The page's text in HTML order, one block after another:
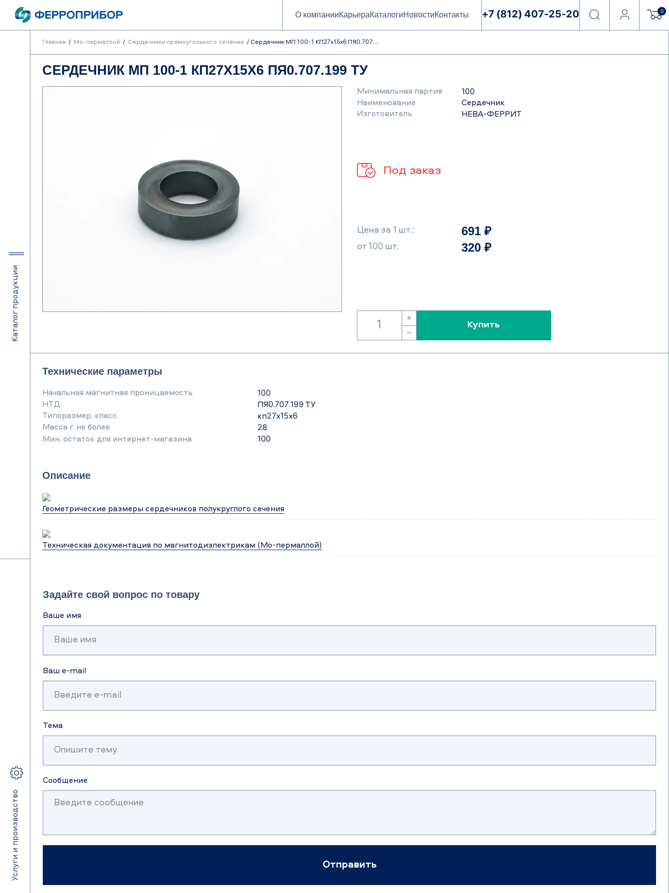
О компанииКарьераКаталогиНовостиКонтакты +7 (812) 407-25-20 0
Главная Мо-пермаллой Сердечники прямоугольного сечения Сердечник МП 100-1 КП27х15х6 ПЯ0.707....
СЕРДЕЧНИК МП 100-1 КП27Х15Х6 ПЯ0.707.199 ТУ
Минимальная партия
100
Наименование
Сердечник
Изготовитель
НЕВА-ФЕРРИТ
Под заказ
Цена за 1 шт.: 691 ₽
от 100 шт. 320 ₽
−
+
Купить
Технические параметры
Начальная магнитная проницаемость
100
НТД
ПЯ0.707.199 ТУ
Типоразмер, класс
кп27х15х6
Масса г. не более
28
Мин. остаток для интернет-магазина
100
Описание
Геометрические размеры сердечников полукруглого сечения
Техническая документация по магнитодиэлектрикам (Мо-пермаллой)
Задайте свой вопрос по товару
Ваше имя
Ваш e-mail
Тема
Сообщение
Отправить
Каталог продукции
Услуги и производство